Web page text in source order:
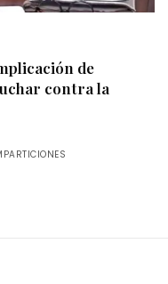
de
contra la